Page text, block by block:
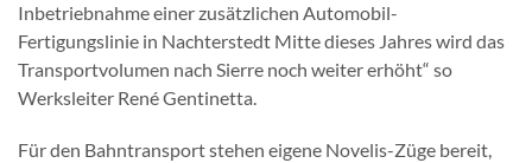
Inbetriebnahme einer zusätzlichen Automobil-
Fertigungslinie in Nachterstedt Mitte dieses Jahres wird das
Transportvolumen nach Sierre noch weiter erhöht“ so
Werksleiter René Gentinetta.
Für den Bahntransport stehen eigene Novelis-Züge bereit,